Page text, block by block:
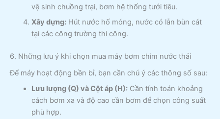
vệ sinh chuồng trại, bơm hệ thống tưới tiêu.
Xây dựng:Hút nước hố móng, nước có lẫn bùn cát
tại các công trường thi công.
6. Những lưu ý khi chọn mua máy bơm chìm nước thải
Để máy hoạt động bền bỉ, bạn cần chú ý các thông số sau:
Lưu lượng (Q) và Cột áp (H):Cần tính toán khoảng
cách bơm xa và độ cao cần bơm để chọn công suất
phù hợp.